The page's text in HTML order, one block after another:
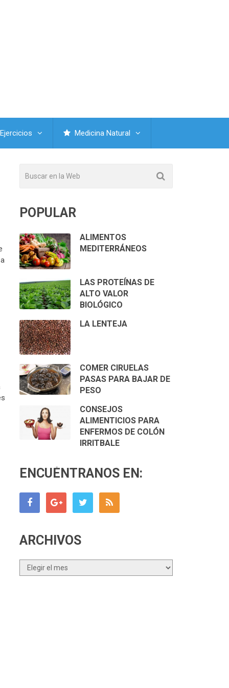
Medicina Natural
POPULAR
ALIMENTOS
MEDITERRÁNEOS
LAS PROTEÍNAS DE
ALTO VALOR
BIOLÓGICO
LA LENTEJA
COMER CIRUELAS
PASAS PARA BAJAR DE
PESO
CONSEJOS
ALIMENTICIOS PARA
ENFERMOS DE COLÓN
IRRITBALE
ENCUÉNTRANOS EN:
ARCHIVOS
Archivos